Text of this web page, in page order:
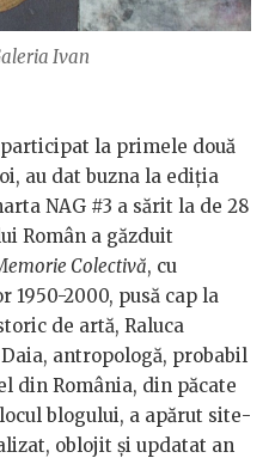
Ivan
la primele două
au dat buzna la ediția
NAG #3 a sărit la de 28
Român a găzduit
Colectivă, cu
2000, pusă cap la
de artă, Raluca
antropologă, probabil
din România, din păcate
blogului, a apărut site-
oblojit și updatat an